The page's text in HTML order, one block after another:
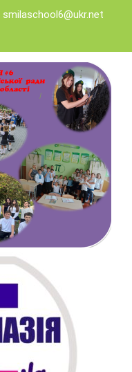
smilaschool6@ukr.net